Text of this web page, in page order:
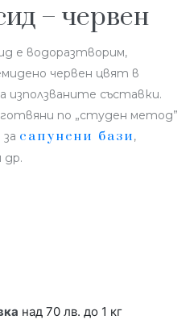
– червен
е водоразтворим,
червен цвят в
съставки.
по „студен метод”
сапунени бази,
др.
над 70 лв. до 1 кг